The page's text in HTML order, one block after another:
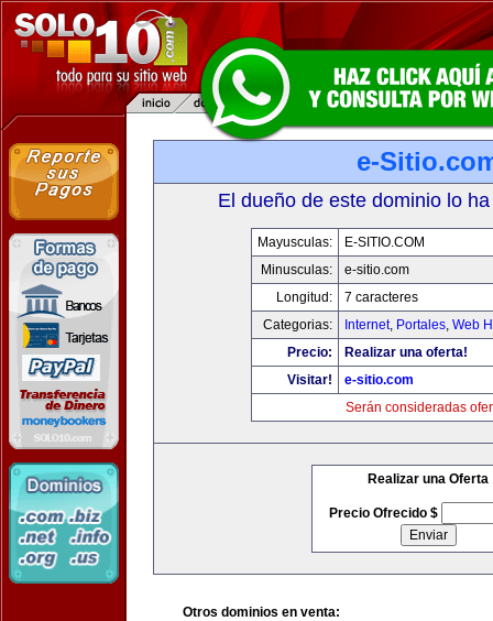
e-
El dueño de este dominio lo
Mayusculas:
E-SITIO.COM
Minusculas:
e-sitio.com
Longitud:
7 caracteres
Categorias:
Internet, Portales, Web
Precio:
Realizar una oferta!
Visitar!
e-sitio.com
Serán consideradas
Realizar una Oferta
Precio Ofrecido $
Otros dominios en venta: